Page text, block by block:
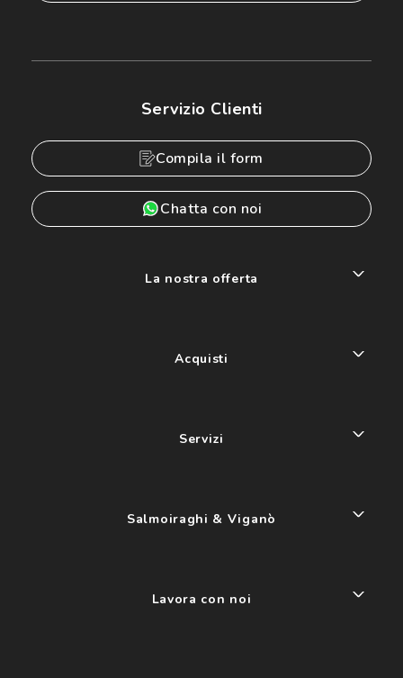
Servizio Clienti
Compila il form
Chatta con noi
La nostra offerta
Acquisti
Servizi
Salmoiraghi & Viganò
Lavora con noi